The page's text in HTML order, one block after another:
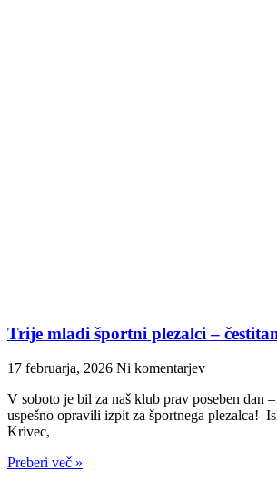
Trije mladi športni plezalci –
17 februarja, 2026 Ni komentarjev
V soboto je bil za naš klub prav poseben dan
uspešno opravili izpit za športnega plezalca!
Krivec,
Preberi več »